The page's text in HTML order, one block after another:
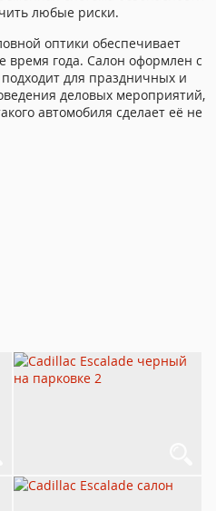
любые риски.
оптики обеспечивает
время года. Салон оформлен с
для праздничных и
деловых мероприятий,
автомобиля сделает её не